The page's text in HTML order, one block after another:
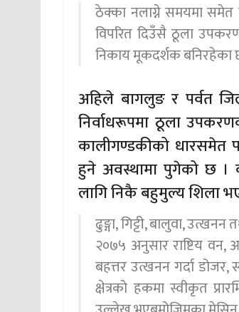
ठेक्का नलाग्ने समयमा समेत
विपरित दिउँसै ठूला
निकाय मूकदर्शक बनिरहेका
अहिले बागलुङ र पर्वत
निर्वाधरूपमा ठूला
कालीगण्डकीको धारसमेत
हुने अवस्थामा पुगेको छ ।
लागि निकै बहुमुल्य शिला
ढुङ्गा, गिट्टी, बालुवा,
२०७५ अनुसार राष्टिय वन,
बहत्तर उत्खनन गर्दा
क्षेत्रको हकमा स्वीकृत